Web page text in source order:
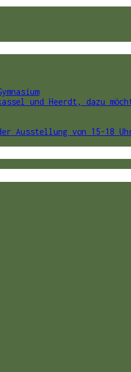
und Heerdt, dazu
Ausstellung von 15-18